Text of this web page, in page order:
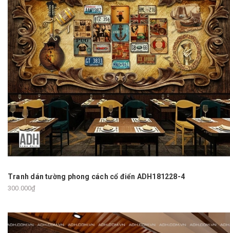
Tranh dán tường phong cách cổ điển ADH181228-4
300.000₫